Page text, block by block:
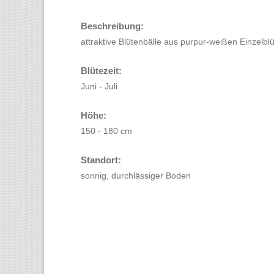
Beschreibung:
attraktive Blütenbälle aus purpur-weißen
Blütezeit:
Juni - Juli
Höhe:
150 - 180 cm
Standort:
sonnig, durchlässiger Boden